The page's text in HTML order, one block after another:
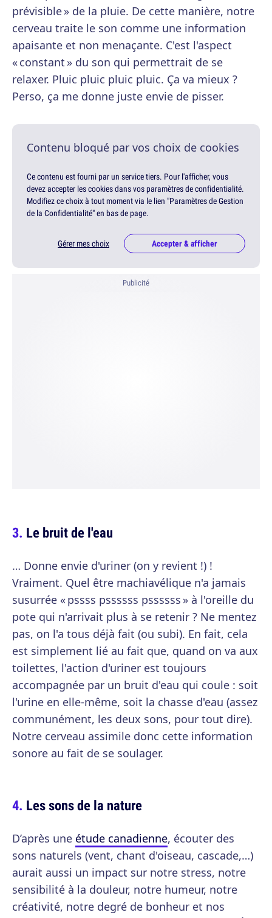
prévisible » de la pluie. De cette manière, notre
cerveau traite le son comme une information
apaisante et non menaçante. C'est l'aspect
« constant » du son qui permettrait de se
relaxer. Pluic pluic pluic pluic. Ça va mieux ?
Perso, ça me donne juste envie de pisser.
Contenu bloqué par vos choix de cookies
Ce contenu est fourni par un service tiers. Pour l'afficher, vous
devez accepter les cookies dans vos paramètres de confidentialité.
Modifiez ce choix à tout moment via le lien "Paramètres de Gestion
de la Confidentialité" en bas de page.
Gérer mes choix Accepter & afficher
Publicité
Le bruit de l'eau
… Donne envie d'uriner (on y revient !) !
Vraiment. Quel être machiavélique n'a jamais
susurrée « pssss pssssss pssssss » à l'oreille du
pote qui n'arrivait plus à se retenir ? Ne mentez
pas, on l'a tous déjà fait (ou subi). En fait, cela
est simplement lié au fait que, quand on va aux
toilettes, l'action d'uriner est toujours
accompagnée par un bruit d'eau qui coule : soit
l'urine en elle-même, soit la chasse d'eau (assez
communément, les deux sons, pour tout dire).
Notre cerveau assimile donc cette information
sonore au fait de se soulager.
Les sons de la nature
D’après une étude canadienne, écouter des
sons naturels (vent, chant d'oiseau, cascade,…)
aurait aussi un impact sur notre stress, notre
sensibilité à la douleur, notre humeur, notre
créativité, notre degré de bonheur et nos